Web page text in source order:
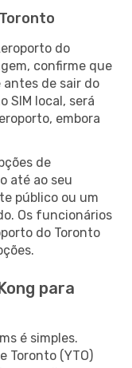
do
confirme que
de sair do
SIM local, será
embora
de
até ao seu
público ou um
Os funcionários
do Toronto
para
é simples.
Toronto (YTO)